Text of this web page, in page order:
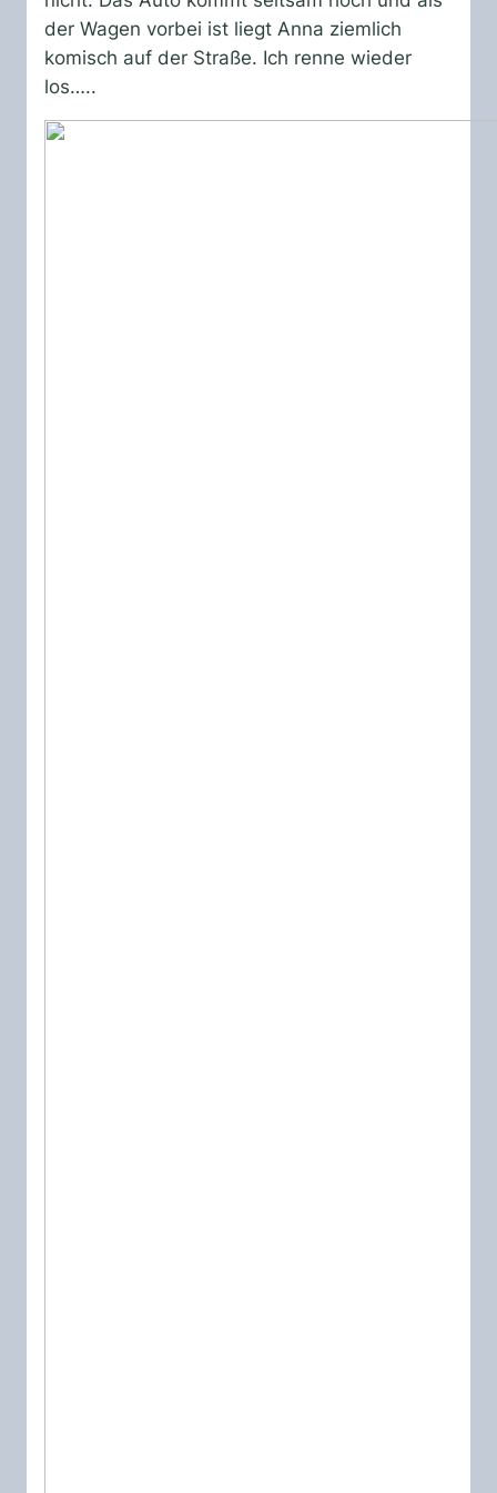
der Wagen vorbei ist liegt Anna ziemlich
komisch auf der Straße. Ich renne wieder
los…..